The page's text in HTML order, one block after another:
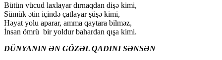
Bütün vücud laxlayar dırnaqdan dişə kimi,
Sümük ətin içində çatlayar şüşə kimi,
Həyat yolu aparar, amma qaytara bilməz,
İnsan ömrü bir yoldur bahardan qışa kimi.
DÜNYANIN ƏN GÖZƏL QADINI SƏNSƏN